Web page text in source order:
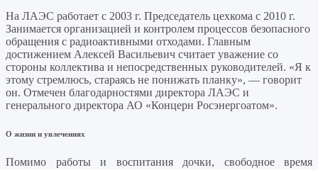
На ЛАЭС работает с 2003 г. Председатель цехкома с 2010 г.
Занимается организацией и контролем процессов безопасного
обращения с радиоактивными отходами. Главным
достижением Алексей Васильевич считает уважение со
стороны коллектива и непосредственных руководителей. «Я к
этому стремлюсь, стараясь не понижать планку», — говорит
он. Отмечен благодарностями директора ЛАЭС и
генерального директора АО «Концерн Росэнергоатом».
О жизни и увлечениях
Помимо работы и воспитания дочки, свободное время